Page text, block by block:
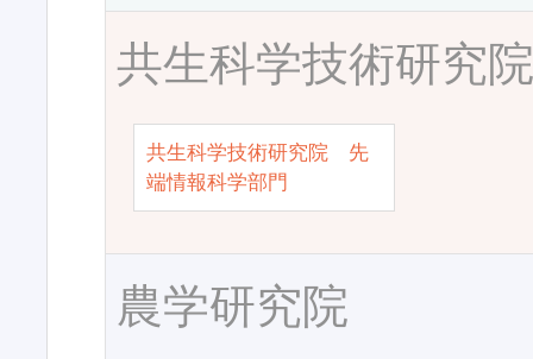
共生科学技術研究
共生科学技術研究院 先
端情報科学部門
農学研究院